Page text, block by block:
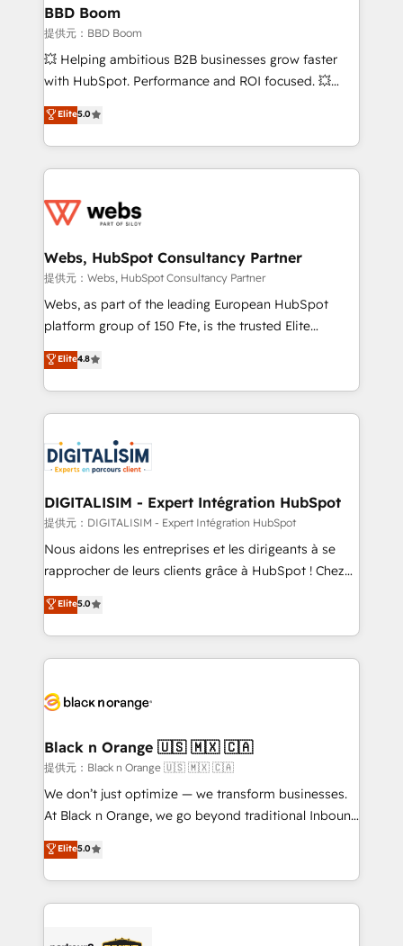
Custom APIs and third-party integrations 📈 End-to-
End Revenue Acceleration • Lifecycle marketing and
pipeline growth programs • Sales enablement tools
and CRM optimization • Retention strategies with
Execution • 750+ onboardings and 2,000+
implementations • Deep expertise across marketing,
BBD Boom
提供元：BBD Boom
💥 Helping ambitious B2B businesses grow faster
with HubSpot. Performance and ROI focused. 💥
BBD Boom is the HubSpot partner that can help you
to HubSpot Better. We work with your teams to
solve all your HubSpot challenges and improve user
adoption, sales process and marketing results.
the first time 🔧 Designing and optimising your
and build using HubSpot 🔌 Integrating HubSpot
with other systems 🎓 Training your teams to be
HubSpot pros 📊 Lead generation services using
HubSpot Why us? - SIX HubSpot Accreditations -
CRM, Solutions Architecture, Onboarding , Data
Migration, Custom Integration & Platform
team of 25+ experts Contact us today to help you
get more from your investment in HubSpot.
Elite5.0
Webs, HubSpot Consultancy Partner
提供元：Webs, HubSpot Consultancy Partner
Webs, as part of the leading European HubSpot
platform group of 150 Fte, is the trusted Elite
HubSpot CRM Partner offering you a roadmap on
maximizing EBITDA and achieving Commercial
Excellence. With our targeted processes, we
strengthen your digital transformation and minimize
Implementation partner, we provide expertise to
drive your business forward. Since 2015 we are fully
dedicated to HubSpot and with an experienced
team (50+), we work with reputable companies in
B2B sectors such as manufacturing, SaaS and
business services. We prepare a customized
impact of your digital transformation, including a
detailed financial rationale with a focus on ROI and
embark on a transformational journey that sets your
business up for long-term success. Unlock your
business. If not now, when?
Elite4.8
DIGITALISIM - Expert Intégration HubSpot
提供元：DIGITALISIM - Expert Intégration HubSpot
Nous aidons les entreprises et les dirigeants à se
rapprocher de leurs clients grâce à HubSpot ! Chez
DIGITALISIM, nous avons l'intime conviction que la
réussite des entreprises passe par l’innovation web,
le marketing digital, et la relation client ! C'est
pourquoi, nos experts sont à la fois capables de
référencement, votre stratégie digitale et le pilotage
projet HubSpot avec DIGITALISIM : 🧽 Nettoyage,
migration et intégration des bases de données. 🚀
Développement des interfaces avec vos logiciels
métiers ⚙️ Configuration de la plateforme HubSpot
Book Process & Guidelines utilisateurs 🎓
Formations des utilisateurs
Elite5.0
Black n Orange 🇺🇸 🇲🇽 🇨🇦
提供元：Black n Orange 🇺🇸 🇲🇽 🇨🇦
We don’t just optimize — we transform businesses.
At Black n Orange, we go beyond traditional Inbound
Marketing with our exclusive methodologies:
BOOMS and BOOST. Together, they form a powerful
combination that has driven success for over 800
businesses worldwide. As Elite HubSpot Partners, we
Elite5.0